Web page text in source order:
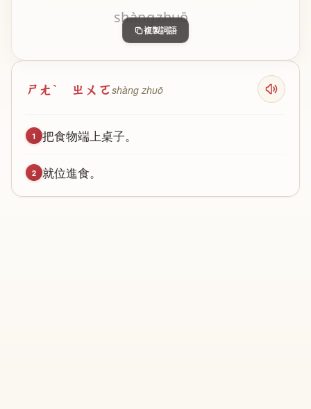
shàngzhuō
複製詞語
ㄕㄤˋ ㄓㄨㄛshàng zhuō
1 把食物端上桌子。
2 就位進食。